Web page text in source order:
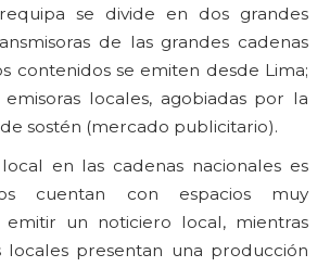
se divide en dos grandes
de las grandes cadenas
contenidos se emiten desde Lima;
locales, agobiadas por la
sostén (mercado publicitario).
en las cadenas nacionales es
cuentan con espacios muy
emitir un noticiero local, mientras
locales presentan una producción